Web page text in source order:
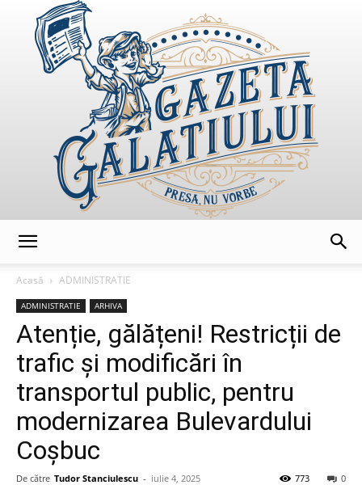
Acasă
ADMINISTRATIE
ADMINISTRATIE ARHIVA
Atenție, gălățeni! Restricții de
trafic și modificări în
transportul public, pentru
modernizarea Bulevardului
Coșbuc
De către Tudor Stanciulescu - iulie 4, 2025 0
773